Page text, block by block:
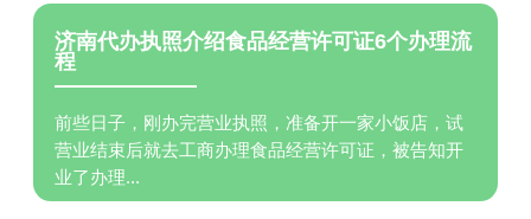
济南代办执照介绍食品经营许可证6个办理流
程
前些日子，刚办完营业执照，准备开一家小饭店，试
营业结束后就去工商办理食品经营许可证，被告知开
业了办理...